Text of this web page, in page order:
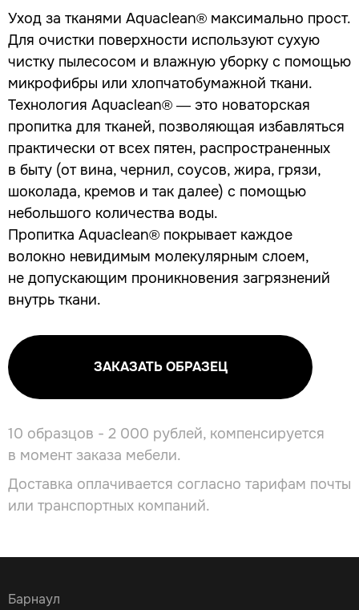
ЗАКАЗАТЬ ОБРАЗЕЦ
10 образцов - 2 000 рублей, компенсируется
в момент заказа мебели.
Доставка оплачивается согласно тарифам почты
или транспортных компаний.
Уход за тканями Aquaclean® максимально прост.
Для очистки поверхности используют сухую
чистку пылесосом и влажную уборку с помощью
микрофибры или хлопчатобумажной ткани.
Технология Aquaclean® — это новаторская
пропитка для тканей, позволяющая избавляться
практически от всех пятен, распространенных
в быту (от вина, чернил, соусов, жира, грязи,
шоколада, кремов и так далее) с помощью
небольшого количества воды.
Пропитка Aquaclean® покрывает каждое
волокно невидимым молекулярным слоем,
не допускающим проникновения загрязнений
внутрь ткани.
Барнаул